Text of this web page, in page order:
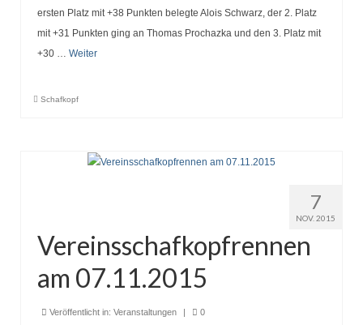
ersten Platz mit +38 Punkten belegte Alois Schwarz, der 2. Platz
mit +31 Punkten ging an Thomas Prochazka und den 3. Platz mit
+30 … Weiter
Schafkopf
7
NOV. 2015
Vereinsschafkopfrennen
am 07.11.2015
Veröffentlicht in: Veranstaltungen | 0